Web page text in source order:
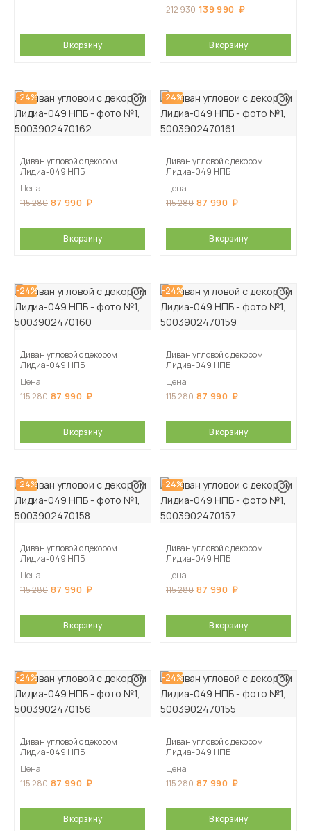
В корзину
212 930 139 990
В корзину
-24%
Диван угловой с декором
Лидиа-049 НПБ
Цена
115 280 87 990
В корзину
-24%
Диван угловой с декором
Лидиа-049 НПБ
Цена
115 280 87 990
В корзину
-24%
Диван угловой с декором
Лидиа-049 НПБ
Цена
115 280 87 990
В корзину
-24%
Диван угловой с декором
Лидиа-049 НПБ
Цена
115 280 87 990
В корзину
-24%
Диван угловой с декором
Лидиа-049 НПБ
Цена
115 280 87 990
В корзину
-24%
Диван угловой с декором
Лидиа-049 НПБ
Цена
115 280 87 990
В корзину
-24%
Диван угловой с декором
Лидиа-049 НПБ
Цена
115 280 87 990
В корзину
-24%
Диван угловой с декором
Лидиа-049 НПБ
Цена
115 280 87 990
В корзину